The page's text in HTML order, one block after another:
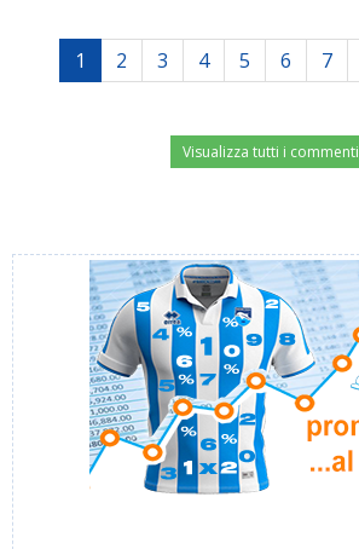
1 2 3 4 5 6 7
Visualizza tutti i commenti